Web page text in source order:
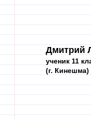
Дмитрий
ученик 11
(г. Кинешма)